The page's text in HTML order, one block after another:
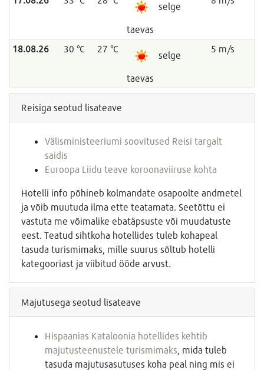
selge
taevas
18.08.26 30 °C 27 °C
selge
taevas
5 m/s
Reisiga seotud lisateave
Välisministeeriumi soovitused Reisi targalt
saidis
Euroopa Liidu teave koroonaviiruse kohta
Hotelli info põhineb kolmandate osapoolte andmetel
ja võib muutuda ilma ette teatamata. Seetõttu ei
vastuta me võimalike ebatäpsuste või muudatuste
eest. Teatud sihtkoha hotellides tuleb kohapeal
tasuda turismimaks, mille suurus sõltub hotelli
kategooriast ja viibitud ööde arvust.
Majutusega seotud lisateave
Hispaanias Kataloonia hotellides kehtib
majutusteenustele turismimaks, mida tuleb
tasuda majutusasutuses koha peal ning mis ei